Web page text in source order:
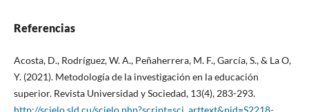
Referencias
Acosta, D., Rodríguez, W. A., Peñaherrera, M. F., García, S., & La O,
Y. (2021). Metodología de la investigación en la educación
superior. Revista Universidad y Sociedad, 13(4), 283-293.
http://scielo.sld.cu/scielo.php?script=sci_arttext&pid=S2218-